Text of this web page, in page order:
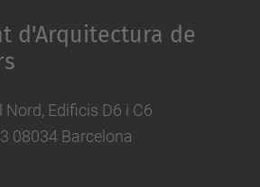
d'Arquitectura de
Edificis D6 i C6
08034 Barcelona